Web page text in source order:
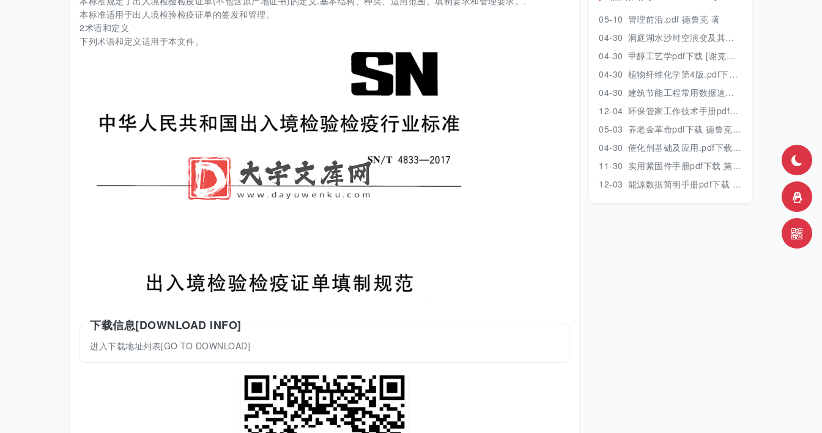
本标准适用于出人境检验检疫证单的签发和管理。
2术语和定义
下列术语和定义适用于本文件。
下载信息[DOWNLOAD INFO]
进入下载地址列表[GO TO DOWNLOAD]
05-10 管理前沿.pdf 德鲁克 著
04-30 洞庭湖水沙时空演变及其对水资源安全的影响研究.pdf 胡光伟 著 2017年版
04-30 甲醇工艺学pdf下载 [谢克昌 房鼎业主编] 2010年版
04-30 植物纤维化学第4版.pdf下载 [裴继诚主编] 2012年版
04-30 建筑节能工程常用数据速查手册.pdf下载 [陈慢勤著] 2010年版
12-04 环保管家工作技术手册pdf下载 2019年版
05-03 养老金革命pdf下载 德鲁克 著
04-30 催化剂基础及应用.pdf下载 [季生福 张谦温 赵彬侠编] 2011年版
11-30 实用紧固件手册pdf下载 第三版 2018年版
12-03 能源数据简明手册pdf下载 2017版